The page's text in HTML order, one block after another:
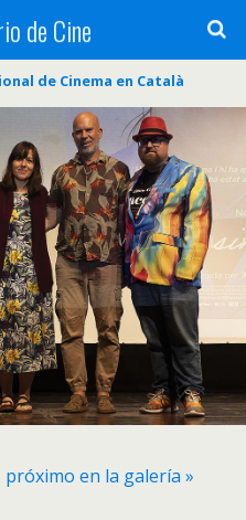
de Cine
de Cinema en Català
próximo en la galería »